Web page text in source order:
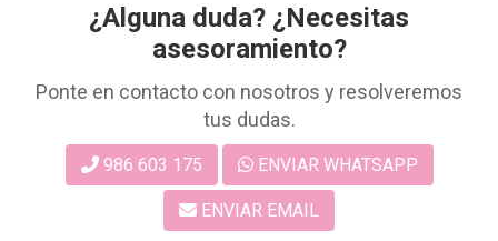
¿Alguna duda? ¿Necesitas
asesoramiento?
Ponte en contacto con nosotros y resolveremos
tus dudas.
986 603 175 ENVIAR WHATSAPP
ENVIAR EMAIL